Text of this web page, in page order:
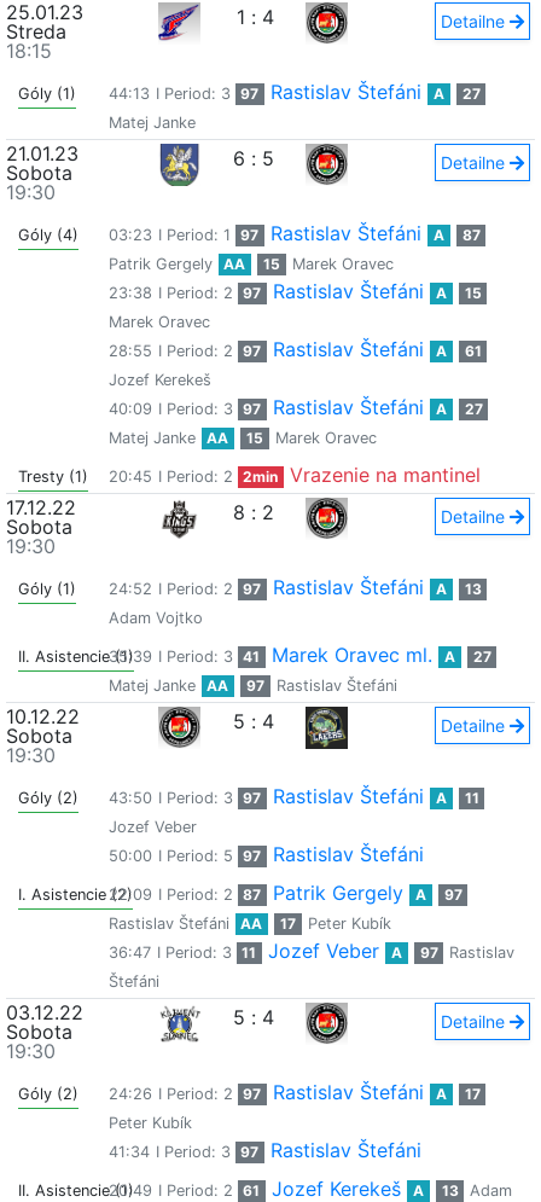
25.01.23
Streda
18:15
1 : 4 Detailne
Góly (1) 44:13 I Period: 3 97 Rastislav Štefáni A
27
Matej Janke
21.01.23
Sobota
19:30
6 : 5 Detailne
Góly (4) 03:23 I Period: 1 97 Rastislav Štefáni A
87
Patrik Gergely
AA 15
Marek Oravec
23:38 I Period: 2 97 Rastislav Štefáni A
15
Marek Oravec
28:55 I Period: 2 97 Rastislav Štefáni A
61
Jozef Kerekeš
40:09 I Period: 3 97 Rastislav Štefáni A
27
Matej Janke
AA 15 Marek Oravec
Tresty (1) 20:45 I Period: 2 2min
Vrazenie na mantinel
17.12.22
Sobota
19:30
8 : 2 Detailne
Góly (1) 24:52 I Period: 2 97 Rastislav Štefáni A
13
Adam Vojtko
II. Asistencie (1)
35:39 I Period: 3 41 Marek Oravec ml. A
27
Matej Janke
AA 97 Rastislav Štefáni
10.12.22
Sobota
19:30
5 : 4 Detailne
Góly (2) 43:50 I Period: 3 97 Rastislav Štefáni A
11
Jozef Veber
50:00 I Period: 5 97 Rastislav Štefáni
I. Asistencie (2)22:09 I Period: 2 87 Patrik Gergely A
97
Rastislav Štefáni
AA 17
Peter Kubík
36:47 I Period: 3 11 Jozef Veber A 97
Rastislav
Štefáni
03.12.22
Sobota
19:30
5 : 4 Detailne
Góly (2) 24:26 I Period: 2 97 Rastislav Štefáni A
17
Peter Kubík
41:34 I Period: 3 97 Rastislav Štefáni
II. Asistencie (1)
20:49 I Period: 2 61 Jozef Kerekeš A 13 Adam